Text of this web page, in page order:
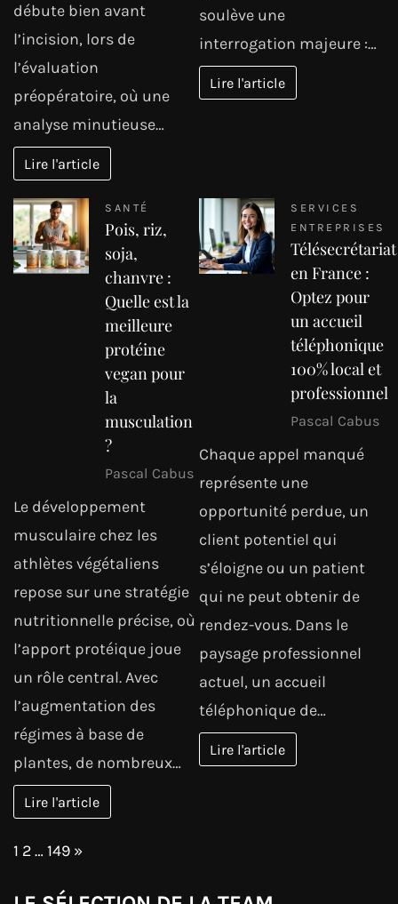
débute bien avant
l’incision, lors de
l’évaluation
préopératoire, où une
analyse minutieuse…
Lire l'article
soulève une
interrogation majeure :…
Lire l'article
SANTÉ
Pois, riz,
soja,
chanvre :
Quelle est la
meilleure
protéine
vegan pour
la
musculation
?
Pascal Cabus
Le développement
musculaire chez les
athlètes végétaliens
repose sur une stratégie
nutritionnelle précise, où
l’apport protéique joue
un rôle central. Avec
l’augmentation des
régimes à base de
plantes, de nombreux…
Lire l'article
SERVICES
ENTREPRISES
Télésecrétariat
en France :
Optez pour
un accueil
téléphonique
100% local et
professionnel
Pascal Cabus
Chaque appel manqué
représente une
opportunité perdue, un
client potentiel qui
s’éloigne ou un patient
qui ne peut obtenir de
rendez-vous. Dans le
paysage professionnel
actuel, un accueil
téléphonique de…
Lire l'article
Page:
1 2…149 Next
»